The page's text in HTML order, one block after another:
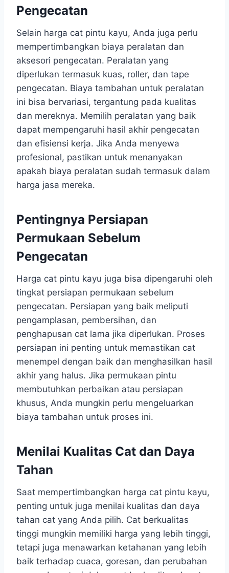
Pengecatan
Selain harga cat pintu kayu, Anda juga perlu
mempertimbangkan biaya peralatan dan
aksesori pengecatan. Peralatan yang
diperlukan termasuk kuas, roller, dan tape
pengecatan. Biaya tambahan untuk peralatan
ini bisa bervariasi, tergantung pada kualitas
dan mereknya. Memilih peralatan yang baik
dapat mempengaruhi hasil akhir pengecatan
dan efisiensi kerja. Jika Anda menyewa
profesional, pastikan untuk menanyakan
apakah biaya peralatan sudah termasuk dalam
harga jasa mereka.
Pentingnya Persiapan
Permukaan Sebelum
Pengecatan
Harga cat pintu kayu juga bisa dipengaruhi oleh
tingkat persiapan permukaan sebelum
pengecatan. Persiapan yang baik meliputi
pengamplasan, pembersihan, dan
penghapusan cat lama jika diperlukan. Proses
persiapan ini penting untuk memastikan cat
menempel dengan baik dan menghasilkan hasil
akhir yang halus. Jika permukaan pintu
membutuhkan perbaikan atau persiapan
khusus, Anda mungkin perlu mengeluarkan
biaya tambahan untuk proses ini.
Menilai Kualitas Cat dan Daya
Tahan
Saat mempertimbangkan harga cat pintu kayu,
penting untuk juga menilai kualitas dan daya
tahan cat yang Anda pilih. Cat berkualitas
tinggi mungkin memiliki harga yang lebih tinggi,
tetapi juga menawarkan ketahanan yang lebih
baik terhadap cuaca, goresan, dan perubahan